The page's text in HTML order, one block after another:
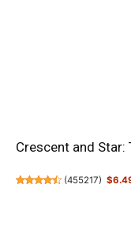
Crescent and Star:
(455217)